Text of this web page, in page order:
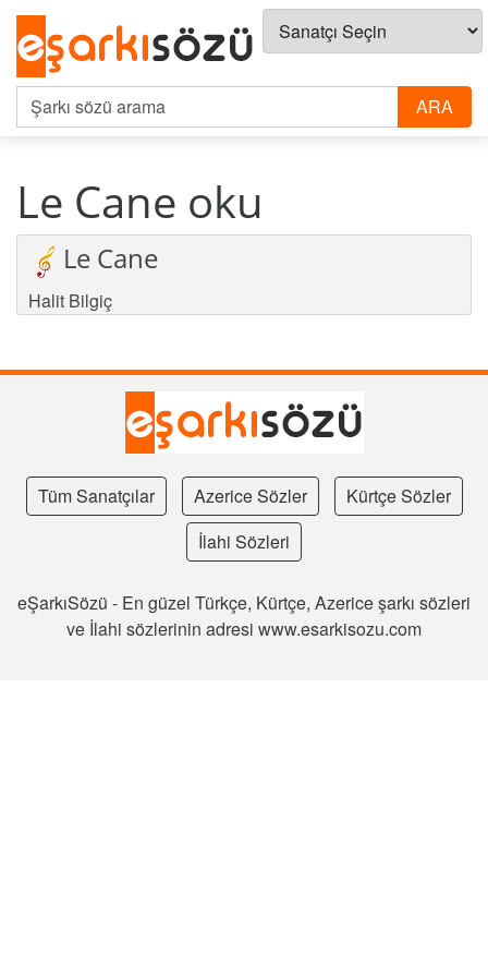
Le Cane oku
Le Cane
Halit Bilgiç
Tüm Sanatçılar Azerice Sözler
Kürtçe Sözler
İlahi Sözleri
eŞarkıSözü - En güzel Türkçe, Kürtçe, Azerice şarkı sözleri
ve İlahi sözlerinin adresi www.esarkisozu.com